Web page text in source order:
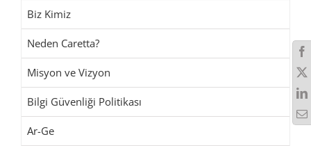
Biz Kimiz
Neden Caretta?
Misyon ve Vizyon
Bilgi Güvenliği Politikası
Ar-Ge